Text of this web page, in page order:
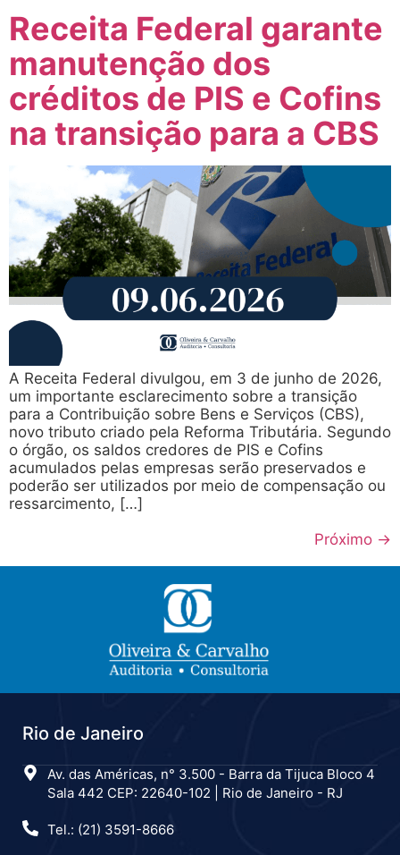
Receita Federal garante
manutenção dos
créditos de PIS e Cofins
na transição para a CBS
A Receita Federal divulgou, em 3 de junho de 2026,
um importante esclarecimento sobre a transição
para a Contribuição sobre Bens e Serviços (CBS),
novo tributo criado pela Reforma Tributária. Segundo
o órgão, os saldos credores de PIS e Cofins
acumulados pelas empresas serão preservados e
poderão ser utilizados por meio de compensação ou
ressarcimento, […]
Próximo →
Rio de Janeiro
Av. das Américas, n° 3.500 - Barra da Tijuca Bloco 4
Sala 442 CEP: 22640-102 | Rio de Janeiro - RJ
Tel.: (21) 3591-8666